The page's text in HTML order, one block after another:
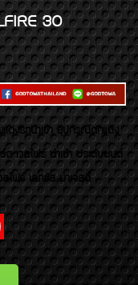
30
ต่งรถนำเข้า อุปกรณ์ตกแต่ง
เวลไฟร์ นำเข้า ประดับยนต์
ลไฟร์ เลกซัส มาเจสตี้